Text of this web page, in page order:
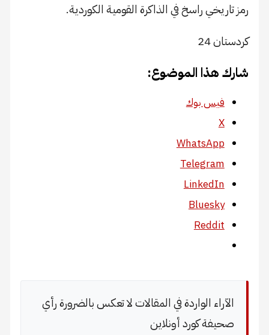
رمز تاريخي راسخ في الذاكرة القومية الكوردية.
كردستان 24
شارك هذا الموضوع:
فيس بوك
X
WhatsApp
Telegram
LinkedIn
Bluesky
Reddit
الآراء الواردة في المقالات لا تعكس بالضرورة رأي
صحيفة كورد أونلاين